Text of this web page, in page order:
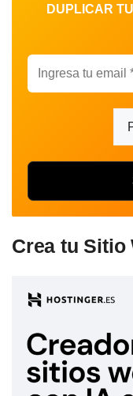
DUPLICAR
Crea tu Sitio